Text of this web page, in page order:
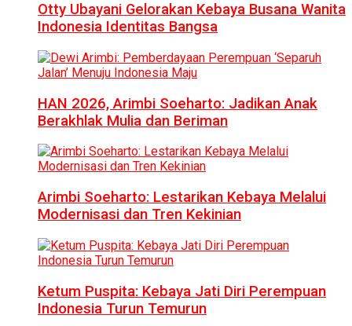
Otty Ubayani Gelorakan Kebaya Busana Wanita
Indonesia Identitas Bangsa
HAN 2026, Arimbi Soeharto: Jadikan Anak
Berakhlak Mulia dan Beriman
Arimbi Soeharto: Lestarikan Kebaya Melalui
Modernisasi dan Tren Kekinian
Ketum Puspita: Kebaya Jati Diri Perempuan
Indonesia Turun Temurun